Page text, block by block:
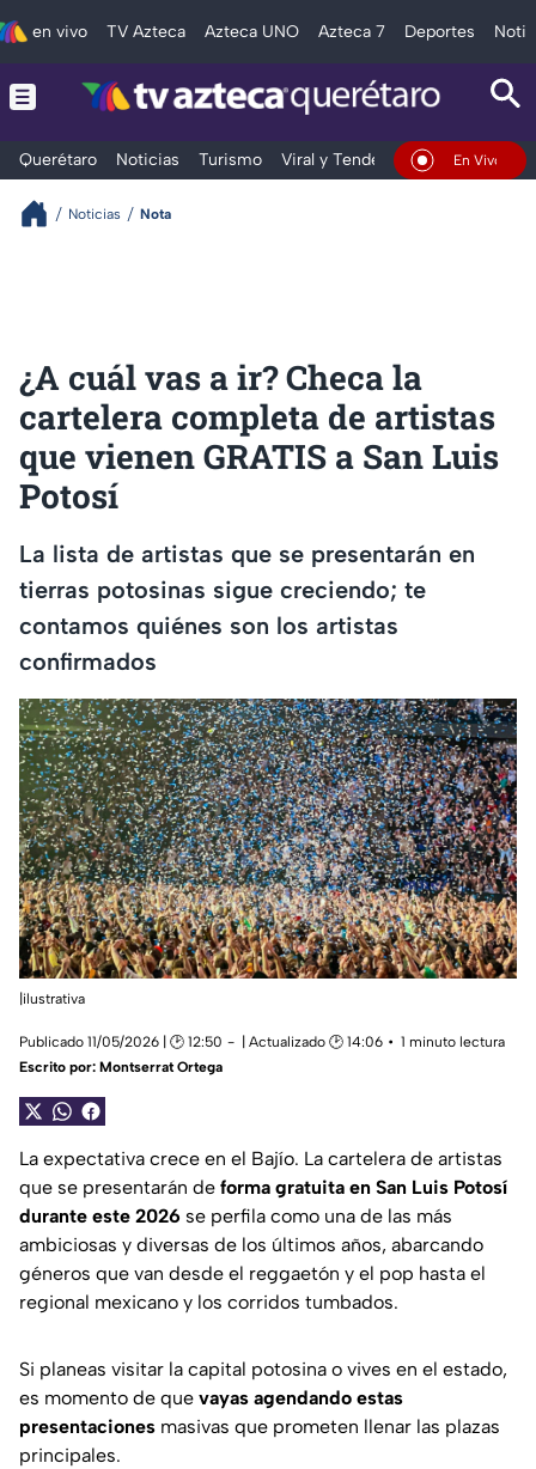
en vivo TV Azteca Azteca UNO Azteca 7 Deportes
Querétaro Noticias Turismo Viral y Tendencia Clima
En Vivo
Noticias Nota
¿A cuál vas a ir? Checa la
cartelera completa de artistas
que vienen GRATIS a San Luis
Potosí
La lista de artistas que se presentarán en
tierras potosinas sigue creciendo; te
contamos quiénes son los artistas
confirmados
|ilustrativa
Publicado 11/05/2026 | 🕑 12:50 | Actualizado 🕑 14:06
1 minuto lectura
Escrito por: Montserrat Ortega
La expectativa crece en el Bajío. La cartelera de artistas
que se presentarán de forma gratuita en San Luis Potosí
durante este 2026 se perfila como una de las más
ambiciosas y diversas de los últimos años, abarcando
géneros que van desde el reggaetón y el pop hasta el
regional mexicano y los corridos tumbados.
Si planeas visitar la capital potosina o vives en el estado,
es momento de que vayas agendando estas
presentaciones masivas que prometen llenar las plazas
principales.